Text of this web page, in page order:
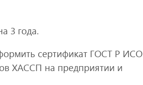
3 года.
сертификат ГОСТ Р ИСО
ХАССП на предприятии и